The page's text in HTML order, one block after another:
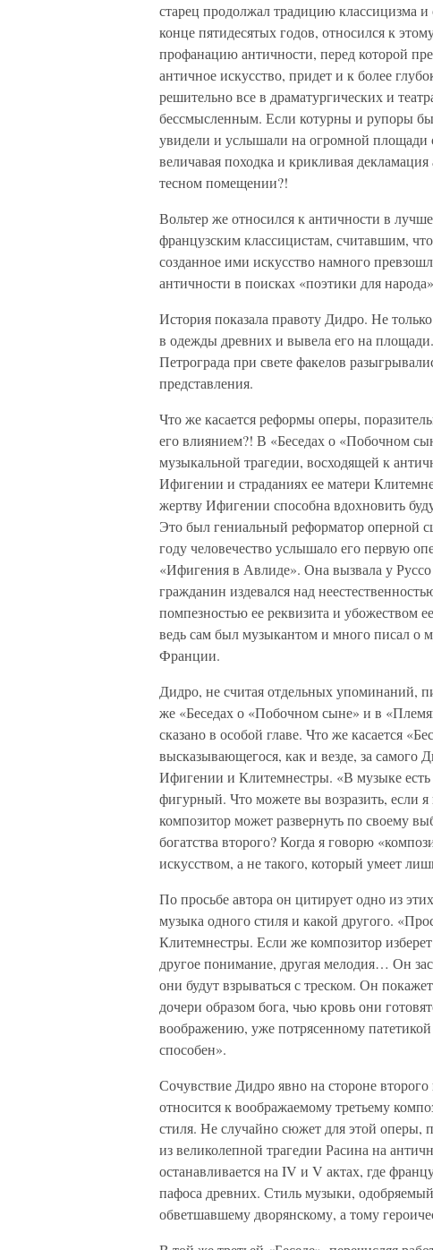
старец продолжал традицию классицизма и
конце пятидесятых годов, относился к
профанацию античности, перед которой
античное искусство, придет и к более
решительно все в драматургических и
бессмысленным. Если котурны и рупоры
увидели и услышали на огромной площади
величавая походка и крикливая
тесном помещении?!
Вольтер же относился к античности в
французским классицистам, считавшим,
созданное ими искусство намного
античности в поисках «поэтики для
История показала правоту Дидро. Не
в одежды древних и вывела его на
Петрограда при свете факелов
представления.
Что же касается реформы оперы,
его влиянием?! В «Беседах о «Побочном
музыкальной трагедии, восходящей к
Ифигении и страданиях ее матери
жертву Ифигении способна вдохновить
Это был гениальный реформатор оперной
году человечество услышало его первую
«Ифигения в Авлиде». Она вызвала у
гражданин издевался над
помпезностью ее реквизита и убожеством
ведь сам был музыкантом и много писал о
Франции.
Дидро, не считая отдельных упоминаний,
же «Беседах о «Побочном сыне» и в
сказано в особой главе. Что же касается
высказывающегося, как и везде, за самого
Ифигении и Клитемнестры. «В музыке
фигурный. Что можете вы возразить, если
композитор может развернуть по своему
богатства второго? Когда я говорю
искусством, а не такого, который умеет
По просьбе автора он цитирует одно из
музыка одного стиля и какой другого.
Клитемнестры. Если же композитор
другое понимание, другая мелодия… Он
они будут взрываться с треском. Он
дочери образом бога, чью кровь они
воображению, уже потрясенному
способен».
Сочувствие Дидро явно на стороне
относится к воображаемому третьему
стиля. Не случайно сюжет для этой оперы,
из великолепной трагедии Расина на
останавливается на IV и V актах, где
пафоса древних. Стиль музыки,
обветшавшему дворянскому, а тому